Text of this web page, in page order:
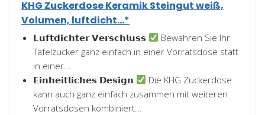
KHG Zuckerdose Keramik Steingut weiß,
Volumen, luftdicht...*
𝗟𝘂𝗳𝘁𝗱𝗶𝗰𝗵𝘁𝗲𝗿 𝗩𝗲𝗿𝘀𝗰𝗵𝗹𝘂𝘀𝘀
Bewahren Sie Ihr
Tafelzucker ganz einfach in einer Vorratsdose statt
in einer...
𝗘𝗶𝗻𝗵𝗲𝗶𝘁𝗹𝗶𝗰𝗵𝗲𝘀 𝗗𝗲𝘀𝗶𝗴𝗻
Die KHG Zuckerdose
kann auch ganz einfach zusammen mit weiteren
Vorratsdosen kombiniert...